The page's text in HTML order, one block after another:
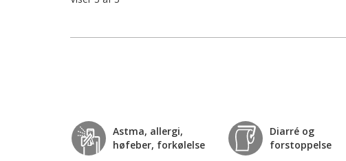
Astma, allergi,
høfeber, forkølelse
Diarré og
forstoppelse